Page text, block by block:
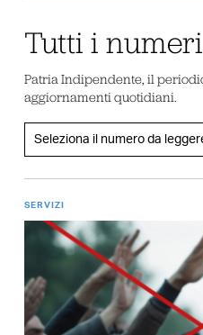
Tutti i numeri
Patria Indipendente, il
aggiornamenti quotidiani.
SERVIZI